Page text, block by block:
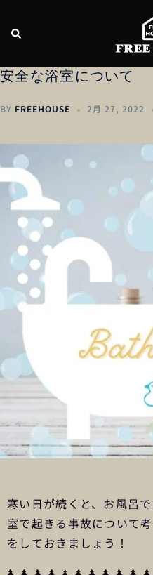
安全な浴室について
BY FREEHOUSE 2月 27, 2022
寒い日が続くと、お風呂
室で起きる事故について
をしておきましょう！